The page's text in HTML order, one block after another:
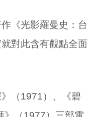
《光影羅曼史：台
對此含有觀點全面
（1971）、《碧